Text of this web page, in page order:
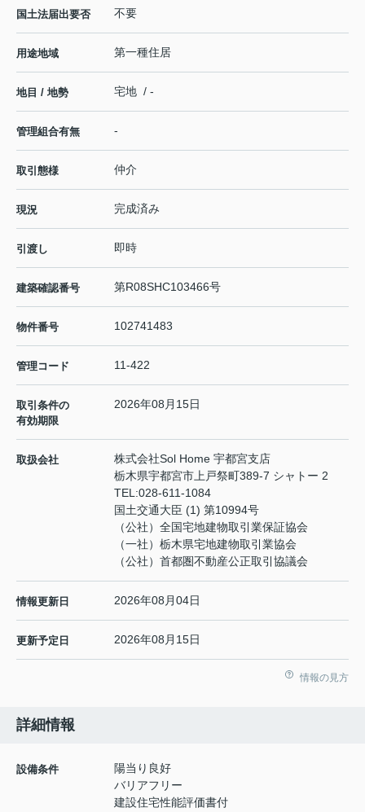
国土法届出要否 不要
用途地域 第一種住居
地目 / 地勢 宅地 / -
管理組合有無 -
取引態様 仲介
現況 完成済み
引渡し 即時
建築確認番号 第R08SHC103466号
物件番号 102741483
管理コード 11-422
取引条件の
有効期限
2026年08月15日
取扱会社
株式会社Sol Home 宇都宮支店
栃木県宇都宮市上戸祭町389-7 シャトー 2
TEL:028-611-1084
国土交通大臣 (1) 第10994号
（公社）全国宅地建物取引業保証協会
（一社）栃木県宅地建物取引業協会
（公社）首都圏不動産公正取引協議会
情報更新日 2026年08月04日
更新予定日 2026年08月15日
情報の見方
詳細情報
設備条件
陽当り良好
バリアフリー
建設住宅性能評価書付